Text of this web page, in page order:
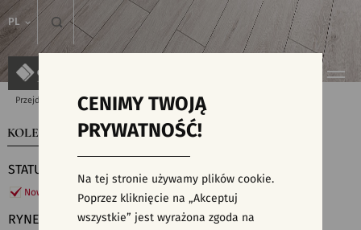
PL
Przejdź do strony głównej Kolekcje
KOLEKCJE WYSZUKIWARKA PŁYTEK
STATUS
Nowości
RYNEK
CENIMY TWOJĄ
PRYWATNOŚĆ!
Na tej stronie używamy plików cookie.
Poprzez kliknięcie na „Akceptuj
wszystkie” jest wyrażona zgoda na